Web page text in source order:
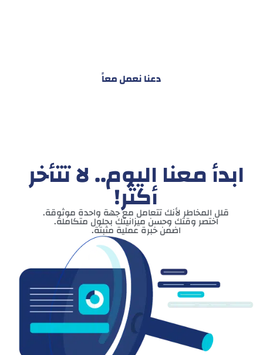
دعنا نعمل معاً
ابدأ معنا اليوم.. لا تتأخر
أكثر!
قلل المخاطر لأنك تتعامل مع جهة واحدة موثوقة.
اختصر وقتك وحسن ميزانيتك بحلول متكاملة.
اضمن خبرة عملية مثبتة.